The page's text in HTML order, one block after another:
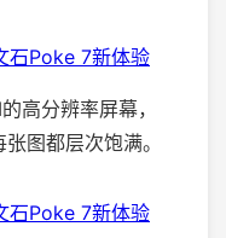
高分辨率屏幕，
图都层次饱满。